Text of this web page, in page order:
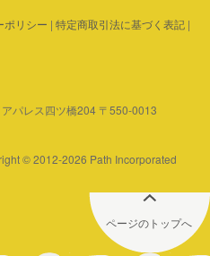
ポリシー | 特定商取引法に基づく表記|
パレス四ツ橋204 〒550-0013
© 2012-2026 Path Incorporated
ページのトップへ